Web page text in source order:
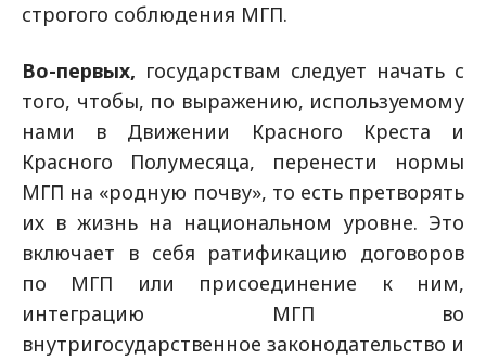
строгого соблюдения МГП.
Во-первых, государствам следует начать с
того, чтобы, по выражению, используемому
нами в Движении Красного Креста и
Красного Полумесяца, перенести нормы
МГП на «родную почву», то есть претворять
их в жизнь на национальном уровне. Это
включает в себя ратификацию договоров
по МГП или присоединение к ним,
интеграцию МГП во
внутригосударственное законодательство и